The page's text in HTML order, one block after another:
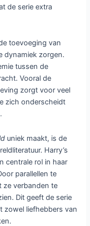
de serie extra
toevoeging van
dynamiek zorgen.
tussen de
Vooral de
zorgt voor veel
zich onderscheidt
uniek maakt, is de
Harry’s
centrale rol in haar
parallellen te
ze verbanden te
Dit geeft de serie
zowel liefhebbers van